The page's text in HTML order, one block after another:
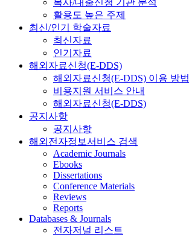
복사/대출신청 기관 분석
활용도 높은 주제
최신/인기 학술자료
최신자료
인기자료
해외자료신청(E-DDS)
해외자료신청(E-DDS) 이용 방법
비용지원 서비스 안내
해외자료신청(E-DDS)
공지사항
공지사항
해외전자정보서비스 검색
Academic Journals
Ebooks
Dissertations
Conference Materials
Reviews
Reports
Databases & Journals
전자저널 리스트